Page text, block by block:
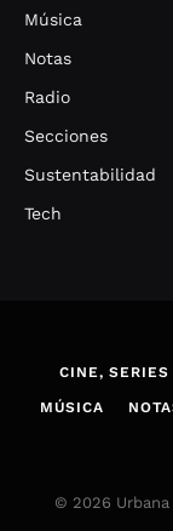
Música
Notas
Radio
Secciones
Sustentabilidad
Tech
CINE, SERIES
MÚSICA
© 2026 Urbana